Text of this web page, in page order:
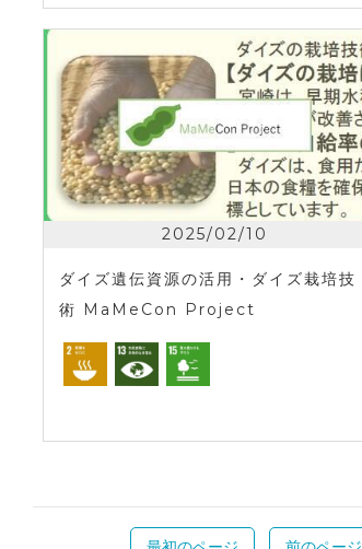
2025/02/10
ダイズ遺伝資源の活用・ダイズ栽培技
術 MaMeCon Project